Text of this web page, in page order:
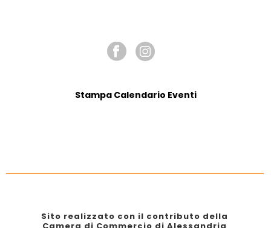
Stampa Calendario Eventi
Sito realizzato con il contributo della